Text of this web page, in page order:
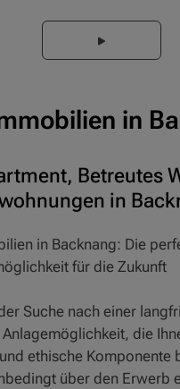
in
Betreutes
in
in Backnang: Die
für die Zukunft
Suche nach einer
die
ethische Komponente
über den Erwerb